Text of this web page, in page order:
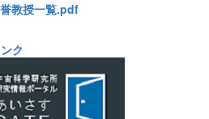
教授一覧.pdf
ク